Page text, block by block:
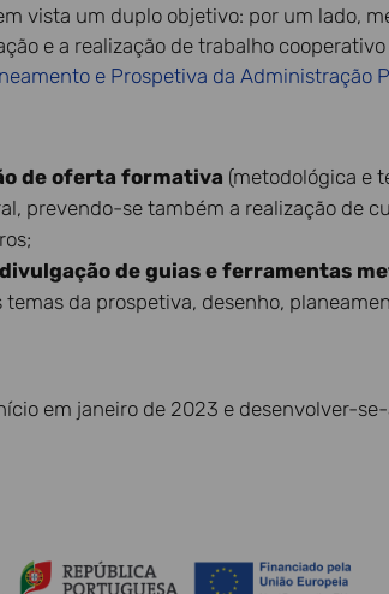
vista um duplo objetivo: por um lado,
e a realização de trabalho
e Prospetiva da Administração
de oferta formativa (metodológica e
prevendo-se também a realização de
de guias e ferramentas
temas da prospetiva, desenho,
em janeiro de 2023 e desenvolver-